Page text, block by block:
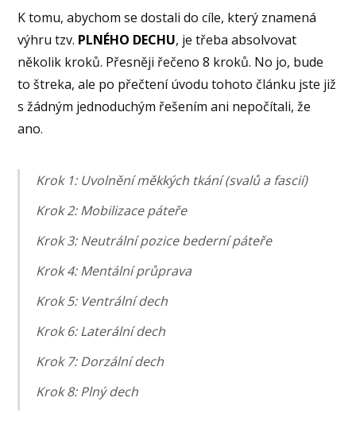
K tomu, abychom se dostali do cíle, který znamená
výhru tzv. PLNÉHO DECHU, je třeba absolvovat
několik kroků. Přesněji řečeno 8 kroků. No jo, bude
to štreka, ale po přečtení úvodu tohoto článku jste již
s žádným jednoduchým řešením ani nepočítali, že
ano.
Krok 1: Uvolnění měkkých tkání (svalů a fascií)
Krok 2: Mobilizace páteře
Krok 3: Neutrální pozice bederní páteře
Krok 4: Mentální průprava
Krok 5: Ventrální dech
Krok 6: Laterální dech
Krok 7: Dorzální dech
Krok 8: Plný dech